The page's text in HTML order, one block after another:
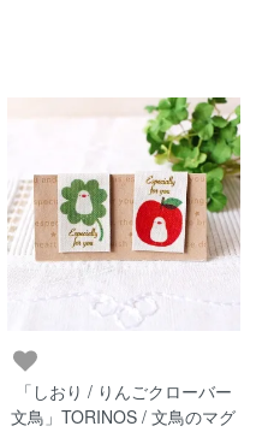
「しおり / りんごクローバー
文鳥」TORINOS / 文鳥のマグ